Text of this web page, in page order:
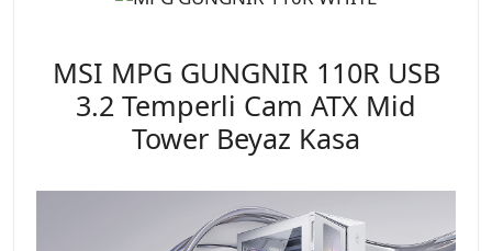
MSI MPG GUNGNIR 110R USB
3.2 Temperli Cam ATX Mid
Tower Beyaz Kasa